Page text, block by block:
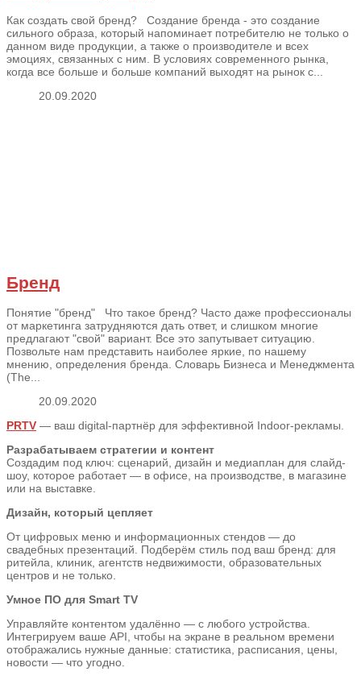
Как создать свой бренд? Создание бренда - это создание
сильного образа, который напоминает потребителю не только о
данном виде продукции, а также о производителе и всех
эмоциях, связанных с ним. В условиях современного рынка,
когда все больше и больше компаний выходят на рынок с...
20.09.2020
Бренд
Понятие "бренд" Что такое бренд? Часто даже профессионалы
от маркетинга затрудняются дать ответ, и слишком многие
предлагают "свой" вариант. Все это запутывает ситуацию.
Позвольте нам представить наиболее яркие, по нашему
мнению, определения бренда. Словарь Бизнеса и Менеджмента
(The...
20.09.2020
PRTV — ваш digital-партнёр для эффективной Indoor-рекламы.
Разрабатываем стратегии и контент
Создадим под ключ: сценарий, дизайн и медиаплан для слайд-
шоу, которое работает — в офисе, на производстве, в магазине
или на выставке.
Дизайн, который цепляет
От цифровых меню и информационных стендов — до
свадебных презентаций. Подберём стиль под ваш бренд: для
ритейла, клиник, агентств недвижимости, образовательных
центров и не только.
Умное ПО для Smart TV
Управляйте контентом удалённо — с любого устройства.
Интегрируем ваше API, чтобы на экране в реальном времени
отображались нужные данные: статистика, расписания, цены,
новости — что угодно.